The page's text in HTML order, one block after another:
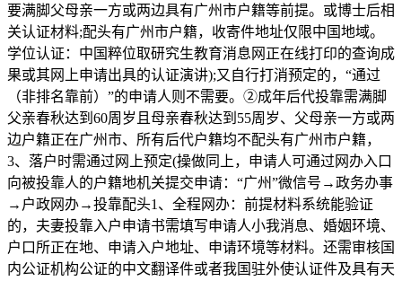
要满脚父母亲一方或两边具有广州市户籍等前提。或博士后相
关认证材料;配头有广州市户籍，收寄件地址仅限中国地域。
学位认证：中国粹位取研究生教育消息网正在线打印的查询成
果或其网上申请出具的认证演讲);又自行打消预定的，“通过
（非排名靠前）”的申请人则不需要。②成年后代投靠需满脚
父亲春秋达到60周岁且母亲春秋达到55周岁、父母亲一方或两
边户籍正在广州市、所有后代户籍均不配头有广州市户籍，
3、落户时需通过网上预定(操做同上，申请人可通过网办入口
向被投靠人的户籍地机关提交申请：“广州”微信号→政务办事
→户政网办→投靠配头1、全程网办：前提材料系统能验证
的，夫妻投靠入户申请书需填写申请人小我消息、婚姻环境、
户口所正在地、申请入户地址、申请环境等材料。还需审核国
内公证机构公证的中文翻译件或者我国驻外使认证件及具有天